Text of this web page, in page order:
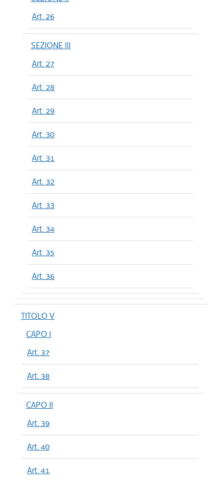
Art. 26
SEZIONE III
Art. 27
Art. 28
Art. 29
Art. 30
Art. 31
Art. 32
Art. 33
Art. 34
Art. 35
Art. 36
TITOLO V
CAPO I
Art. 37
Art. 38
CAPO II
Art. 39
Art. 40
Art. 41